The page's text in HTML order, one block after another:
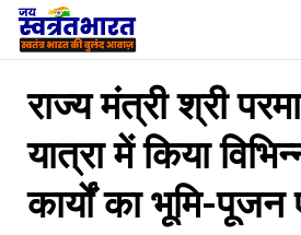
राज्य मंत्री श्री
यात्रा में किया
कार्यों का भूमि-पूजन